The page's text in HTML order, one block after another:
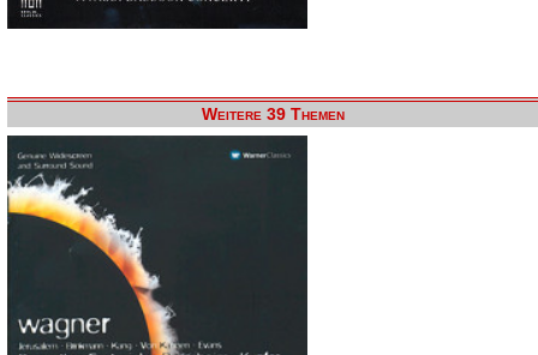
Weitere 39 Themen